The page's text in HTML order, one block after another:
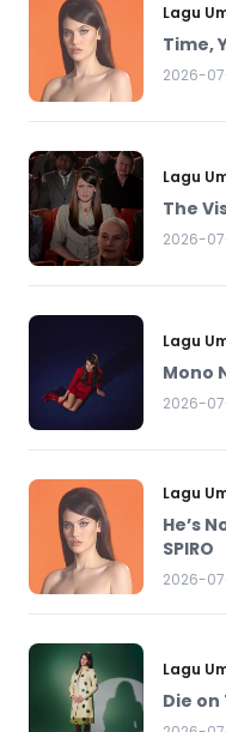
Lagu
Time,
2026-
Lagu
The
2026-
Lagu
Mono
2026-
Lagu
He’s
SPIRO
2026-
Lagu
Die on